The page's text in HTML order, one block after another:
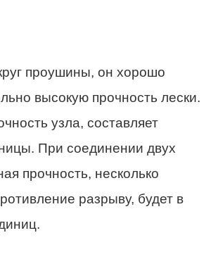
проушины, он хорошо
высокую прочность лески.
узла, составляет
При соединении двух
прочность, несколько
разрыву, будет в